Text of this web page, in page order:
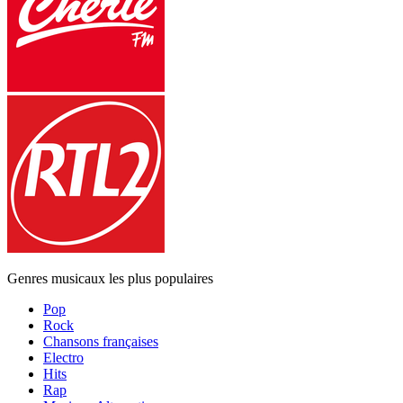
Genres musicaux les plus populaires
Pop
Rock
Chansons françaises
Electro
Hits
Rap